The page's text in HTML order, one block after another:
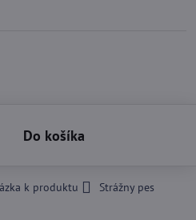
Do košíka
k produktu
Strážny pes